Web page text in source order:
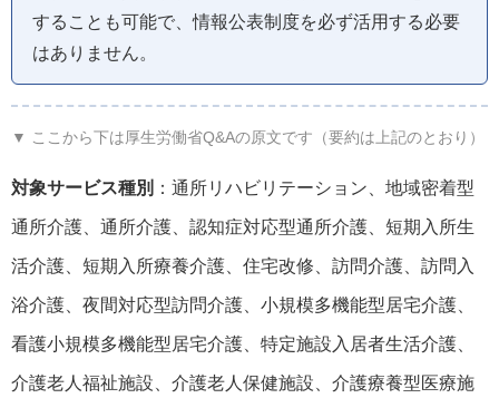
することも可能で、情報公表制度を必ず活用する必要
はありません。
▼ ここから下は厚生労働省Q&Aの原文です（要約は上記のとおり）
対象サービス種別 ：通所リハビリテーション、地域密着型
通所介護、通所介護、認知症対応型通所介護、短期入所生
活介護、短期入所療養介護、住宅改修、訪問介護、訪問入
浴介護、夜間対応型訪問介護、小規模多機能型居宅介護、
看護小規模多機能型居宅介護、特定施設入居者生活介護、
介護老人福祉施設、介護老人保健施設、介護療養型医療施